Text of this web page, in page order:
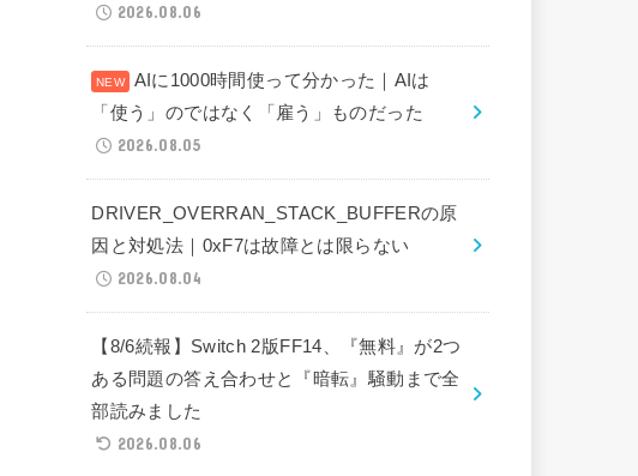
2026.08.06
AIに1000時間使って分かった｜AIは
「使う」のではなく「雇う」ものだった
2026.08.05
DRIVER_OVERRAN_STACK_BUFFERの原
因と対処法｜0xF7は故障とは限らない
2026.08.04
【8/6続報】Switch 2版FF14、『無料』が2つ
ある問題の答え合わせと『暗転』騒動まで全
部読みました
2026.08.06